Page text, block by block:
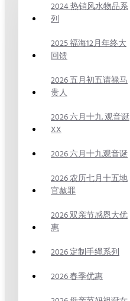
2024 热销风水物品系
列
2025 福海12月年终大
回馈
2026 五月初五请禄马
贵人
2026 六月十九 观音诞
XX
2026 六月十九观音诞
2026 农历七月十五地
官赦罪
2026 双亲节感恩大优
惠
2026 定制手绳系列
2026 春季优惠